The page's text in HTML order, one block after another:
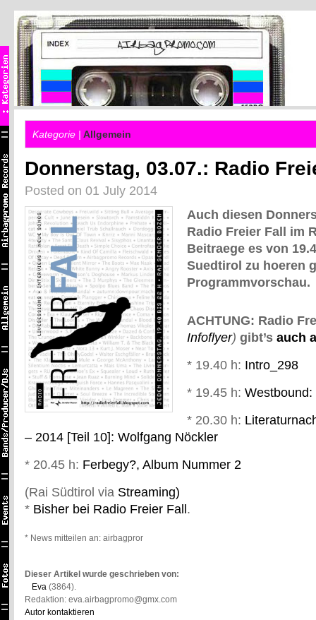
Kategorie | Allgemein
Donnerstag, 03.07.: Radio
Posted on 01 July 2014
Auch diesen
Radio Freier Fall im
Beitraege es von
Suedtirol zu hoeren
Programmvorschau.
ACHTUNG: Radio
Infoflyer) gibt’s auch
* 19.40 h: Intro_298
* 19.45 h:
* 20.30 h:
– 2014 [Teil 10]: Wolfgang Nöckler
* 20.45 h: Ferbegy?, Album Nummer 2
(Rai Südtirol via Streaming)
* Bisher bei Radio Freier Fall .
* News mitteilen an: airbagpromo@gmail.com *
Dieser Artikel wurde geschrieben von:
Eva (3864).
Redaktion: eva.airbagpromo@gmx.com
Autor kontaktieren